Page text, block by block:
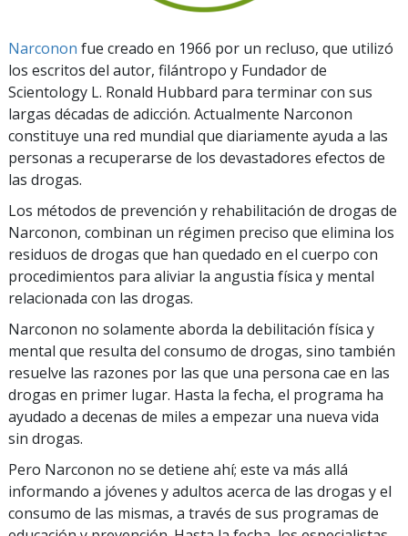
Narconon fue creado en 1966 por un recluso, que utilizó
los escritos del autor, filántropo y Fundador de
Scientology L. Ronald Hubbard para terminar con sus
largas décadas de adicción. Actualmente Narconon
constituye una red mundial que diariamente ayuda a las
personas a recuperarse de los devastadores efectos de
las drogas.
Los métodos de prevención y rehabilitación de drogas de
Narconon, combinan un régimen preciso que elimina los
residuos de drogas que han quedado en el cuerpo con
procedimientos para aliviar la angustia física y mental
relacionada con las drogas.
Narconon no solamente aborda la debilitación física y
mental que resulta del consumo de drogas, sino también
resuelve las razones por las que una persona cae en las
drogas en primer lugar. Hasta la fecha, el programa ha
ayudado a decenas de miles a empezar una nueva vida
sin drogas.
Pero Narconon no se detiene ahí; este va más allá
informando a jóvenes y adultos acerca de las drogas y el
consumo de las mismas, a través de sus programas de